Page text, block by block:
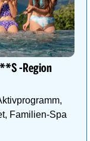
-Region
Familien-Spa